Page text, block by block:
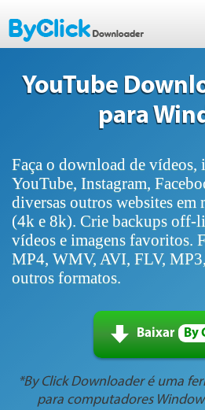
YouTube
para
Faça o download de vídeos,
YouTube, Instagram,
diversas outros websites em
(4k e 8k). Crie backups off-
vídeos e imagens favoritos.
MP4, WMV, AVI, FLV,
outros formatos.
Baixar By
*By Click Downloader é uma
para computadores